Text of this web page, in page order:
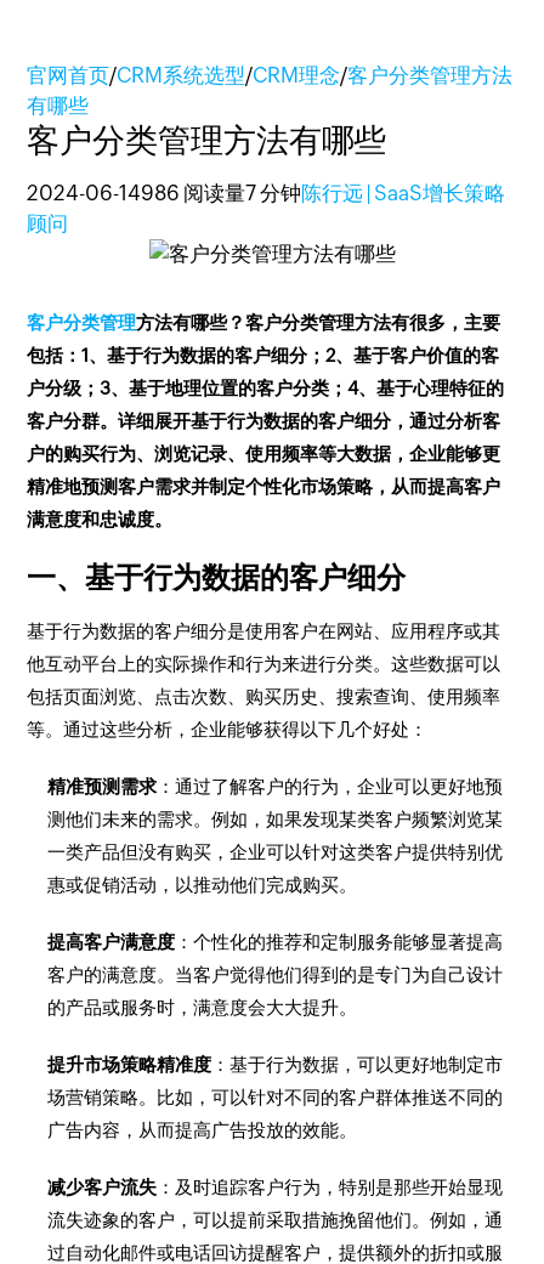
官网首页/CRM系统选型/CRM理念/客户分类管理方法
有哪些
客户分类管理方法有哪些
2024-06-14986 阅读量7 分钟陈行远 | SaaS增长策略
顾问
客户分类管理方法有哪些？客户分类管理方法有很多，主要
包括：1、基于行为数据的客户细分；2、基于客户价值的客
户分级；3、基于地理位置的客户分类；4、基于心理特征的
客户分群。详细展开基于行为数据的客户细分，通过分析客
户的购买行为、浏览记录、使用频率等大数据，企业能够更
精准地预测客户需求并制定个性化市场策略，从而提高客户
满意度和忠诚度。
一、基于行为数据的客户细分
基于行为数据的客户细分是使用客户在网站、应用程序或其
他互动平台上的实际操作和行为来进行分类。这些数据可以
包括页面浏览、点击次数、购买历史、搜索查询、使用频率
等。通过这些分析，企业能够获得以下几个好处：
精准预测需求 ：通过了解客户的行为，企业可以更好地预
测他们未来的需求。例如，如果发现某类客户频繁浏览某
一类产品但没有购买，企业可以针对这类客户提供特别优
惠或促销活动，以推动他们完成购买。
提高客户满意度 ：个性化的推荐和定制服务能够显著提高
客户的满意度。当客户觉得他们得到的是专门为自己设计
的产品或服务时，满意度会大大提升。
提升市场策略精准度 ：基于行为数据，可以更好地制定市
场营销策略。比如，可以针对不同的客户群体推送不同的
广告内容，从而提高广告投放的效能。
减少客户流失 ：及时追踪客户行为，特别是那些开始显现
流失迹象的客户，可以提前采取措施挽留他们。例如，通
过自动化邮件或电话回访提醒客户，提供额外的折扣或服